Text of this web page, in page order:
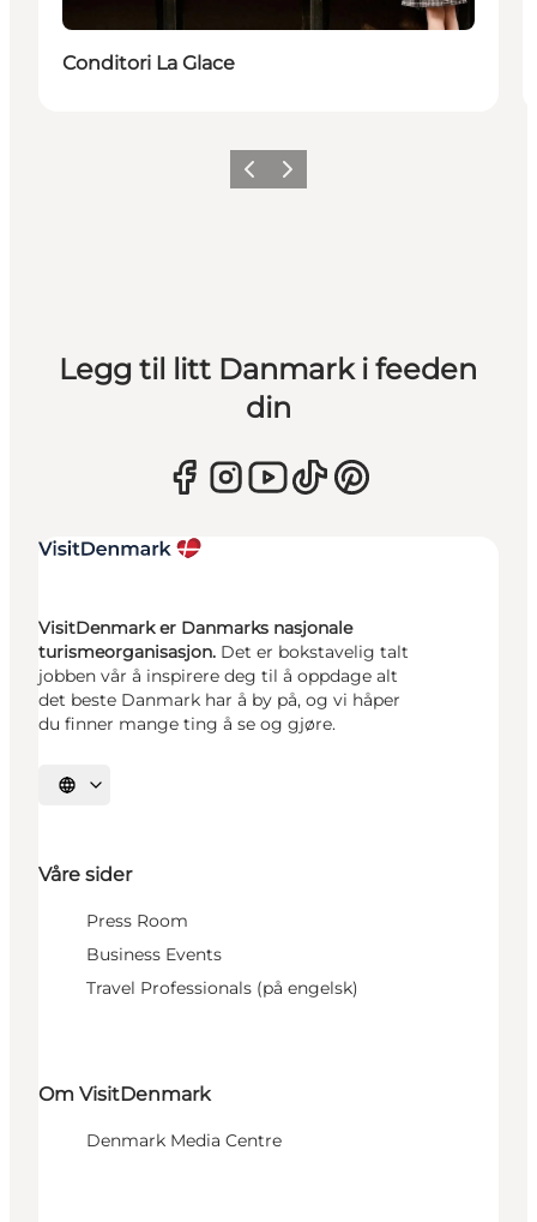
Conditori La Glace
ForrigeNeste
Legg til litt Danmark i feeden
din
VisitDenmark er Danmarks nasjonale
turismeorganisasjon. Det er bokstavelig talt
jobben vår å inspirere deg til å oppdage alt
det beste Danmark har å by på, og vi håper
du finner mange ting å se og gjøre.
Velg språk
Våre sider
Press Room
Business Events
Travel Professionals (på engelsk)
Om VisitDenmark
Denmark Media Centre